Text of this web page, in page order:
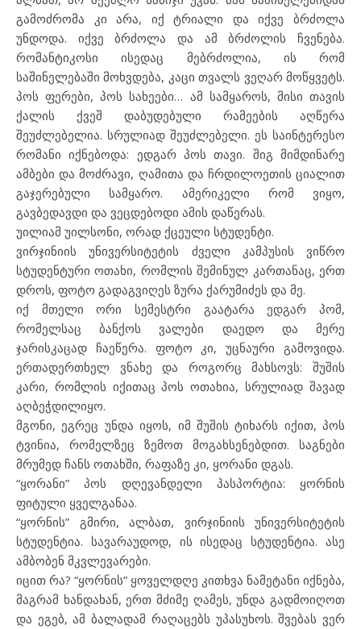
გამოძრომა კი არა, იქ ტრიალი და იქვე ბრძოლა
უნდოდა. იქვე ბრძოლა და ამ ბრძოლის ჩვენება.
რომანტიკოსი ისედაც მებრძოლია, ის რომ
საშინელებაში მოხვდება, კაცი თვალს ვეღარ მოწყვეტს.
პოს ფერები, პოს სახეები… ამ სამყაროს, მისი თავის
ქალის ქვეშ დაბუდებული რამეების აღწერა
შეუძლებელია. სრულიად შეუძლებელი. ეს საინტერესო
რომანი იქნებოდა: ედგარ პოს თავი. შიგ მიმდინარე
ამბები და მოძრავი, ღამითა და ჩრდილოეთის ციალით
გაჯერებული სამყარო. ამერიკელი რომ ვიყო,
გავბედავდი და ვეცდებოდი ამის დაწერას.
უილიამ უილსონი, ორად ქცეული სტუდენტი.
ვირჯინიის უნივერსიტეტის ძველი კამპუსის ვიწრო
სტუდენტური ოთახი, რომლის შემინულ კართანაც, ერთ
დროს, ფოტო გადაგვიღეს ზურა ქარუმიძეს და მე.
იქ მთელი ორი სემესტრი გაატარა ედგარ პომ,
რომელსაც ბანქოს ვალები დაედო და მერე
ჯარისკაცად ჩაეწერა. ფოტო კი, უცნაური გამოვიდა.
ერთადერთხელ ვნახე და როგორც მახსოვს: შუშის
კარი, რომლის იქითაც პოს ოთახია, სრულიად შავად
აღბეჭდილიყო.
მგონი, ეგრეც უნდა იყოს, იმ შუშის ტიხარს იქით, პოს
ტვინია, რომელზეც ზემოთ მოგახსენებდით. საგნები
მრუმედ ჩანს ოთახში, რაფაზე კი, ყორანი დგას.
“ყორანი” პოს დღევანდელი პასპორტია: ყორნის
ფიტული ყველგანაა.
“ყორნის” გმირი, ალბათ, ვირჯინიის უნივერსიტეტის
სტუდენტია. სავარაუდოდ, ის ისედაც სტუდენტია. ასე
ამბობენ მკვლევარები.
იცით რა? “ყორნის” ყოველდღე კითხვა ნამეტანი იქნება,
მაგრამ ხანდახან, ერთ მძიმე ღამეს, უნდა გადმოიღოთ
და ეგებ, ამ ბალადამ რაღაცებს უპასუხოს. შვებას ვერ